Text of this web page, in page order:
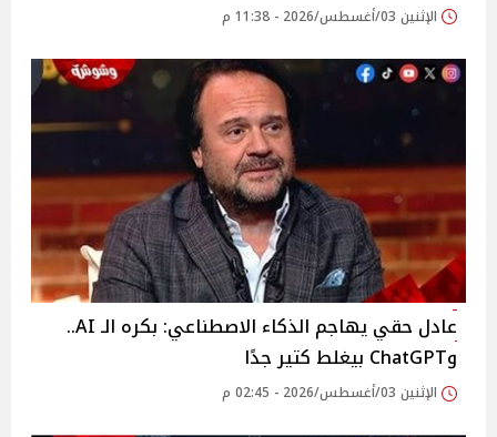
الإثنين 03/أغسطس/2026 - 11:38 م
عادل حقي يهاجم الذكاء الاصطناعي: بكره الـ AI..
وChatGPT بيغلط كتير جدًا
الإثنين 03/أغسطس/2026 - 02:45 م